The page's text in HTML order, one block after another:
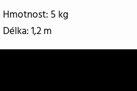
Hmotnost: 5 kg
Délka: 1,2 m